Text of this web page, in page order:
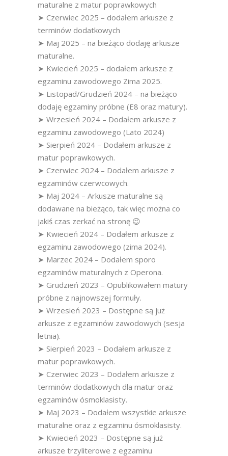
maturalne z matur poprawkowych
➤ Czerwiec 2025 – dodałem arkusze z
terminów dodatkowych
➤ Maj 2025 – na bieżąco dodaję arkusze
maturalne.
➤ Kwiecień 2025 – dodałem arkusze z
egzaminu zawodowego Zima 2025.
➤ Listopad/Grudzień 2024 – na bieżąco
dodaję egzaminy próbne (E8 oraz matury).
➤ Wrzesień 2024 – Dodałem arkusze z
egzaminu zawodowego (Lato 2024)
➤ Sierpień 2024 – Dodałem arkusze z
matur poprawkowych.
➤ Czerwiec 2024 – Dodałem arkusze z
egzaminów czerwcowych.
➤ Maj 2024 – Arkusze maturalne są
dodawane na bieżąco, tak więc można co
jakiś czas zerkać na stronę 😉
➤ Kwiecień 2024 – Dodałem arkusze z
egzaminu zawodowego (zima 2024).
➤ Marzec 2024 – Dodałem sporo
egzaminów maturalnych z Operona.
➤ Grudzień 2023 – Opublikowałem matury
próbne z najnowszej formuły.
➤ Wrzesień 2023 – Dostępne są już
arkusze z egzaminów zawodowych (sesja
letnia).
➤ Sierpień 2023 – Dodałem arkusze z
matur poprawkowych.
➤ Czerwiec 2023 – Dodałem arkusze z
terminów dodatkowych dla matur oraz
egzaminów ósmoklasisty.
➤ Maj 2023 – Dodałem wszystkie arkusze
maturalne oraz z egzaminu ósmoklasisty.
➤ Kwiecień 2023 – Dostępne są już
arkusze trzyliterowe z egzaminu